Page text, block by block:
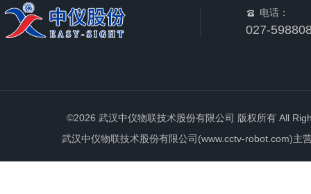
电话：
027-
©2026 武汉中仪物联技术股份有限公司 版权所有 All
武汉中仪物联技术股份有限公司(www.cctv-robot.com)主